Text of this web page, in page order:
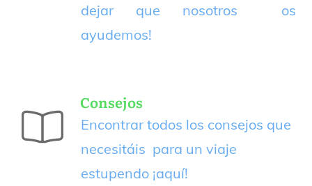
dejar que nosotros os
ayudemos!
Consejos
Encontrar todos los consejos que
necesitáis para un viaje
estupendo ¡aquí!